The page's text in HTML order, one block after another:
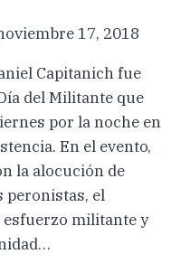
17, 2018
Capitanich fue
del Militante que
por la noche en
En el evento,
la alocución de
peronistas, el
militante y